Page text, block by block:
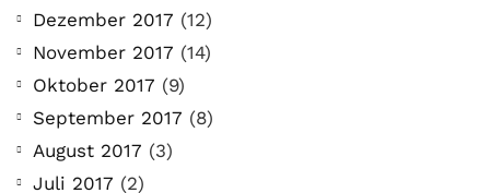
Dezember 2017 (12)
November 2017 (14)
Oktober 2017 (9)
September 2017 (8)
August 2017 (3)
Juli 2017 (2)